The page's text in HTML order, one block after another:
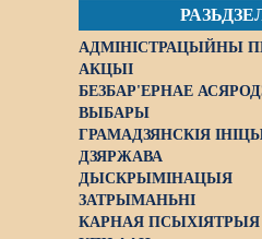
АДМІНІСТРАЦЫЙНЫ
АКЦЫІ
БЕЗБАР'ЕРНАЕ
ВЫБАРЫ
ГРАМАДЗЯНСКІЯ
ДЗЯРЖАВА
ДЫСКРЫМІНАЦЫЯ
ЗАТРЫМАНЬНІ
КАРНАЯ ПСЫХІЯТРЫЯ